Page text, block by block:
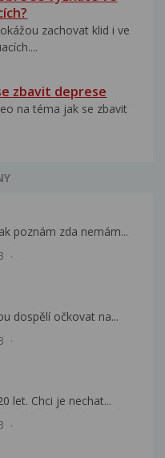
zachovat klid i ve
zbavit deprese
na téma jak se zbavit
poznám zda nemám...
dospělí očkovat na...
let. Chci je nechat...